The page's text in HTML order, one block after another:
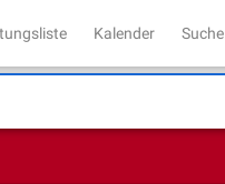
Kalender Suche